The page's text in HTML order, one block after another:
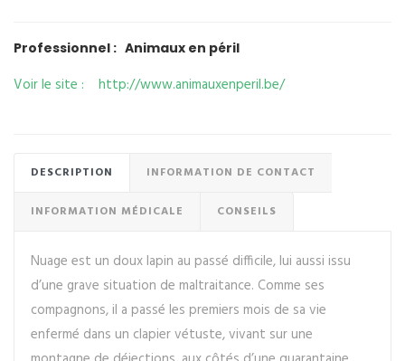
Professionnel : Animaux en péril
Voir le site : http://www.animauxenperil.be/
DESCRIPTION INFORMATION DE CONTACT
INFORMATION MÉDICALE CONSEILS
Nuage est un doux lapin au passé difficile, lui aussi issu
d’une grave situation de maltraitance. Comme ses
compagnons, il a passé les premiers mois de sa vie
enfermé dans un clapier vétuste, vivant sur une